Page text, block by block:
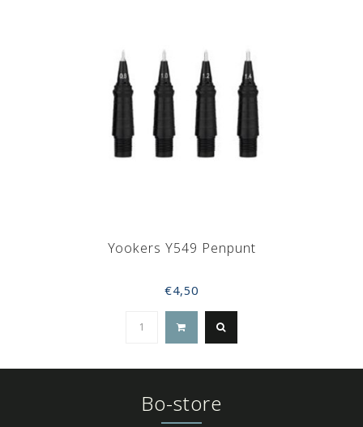
Yookers Y549 Penpunt
€4,50
Bo-store